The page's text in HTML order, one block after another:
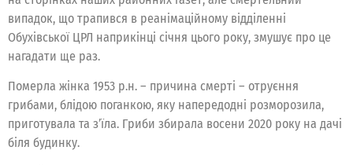
випадок, що трапився в реанімаційному відділенні
Обухівської ЦРЛ наприкінці січня цього року, змушує про це
нагадати ще раз.
Померла жінка 1953 р.н. – причина смерті – отруєння
грибами, блідою поганкою, яку напередодні розморозила,
приготувала та з’їла. Гриби збирала восени 2020 року на дачі
біля будинку.